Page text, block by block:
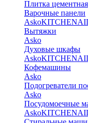
Плитка цементная
Варочные панели
Asko
Вытяжки
Asko
Духовые шкафы
Asko
Кофемашины
Asko
Подогреватели
Asko
Посудомоечные
Asko